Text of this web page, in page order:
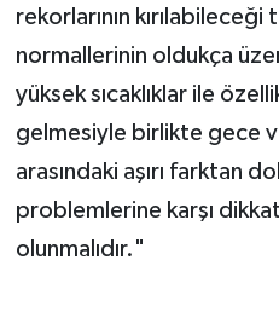
rekorlarının
normallerinin oldukça
yüksek sıcaklıklar ile
gelmesiyle birlikte gece
arasındaki aşırı farktan
problemlerine karşı
olunmalıdır."